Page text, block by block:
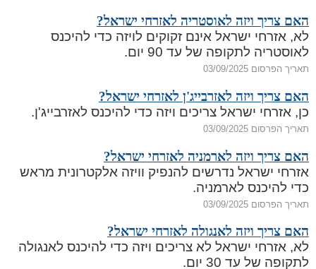
האם צריך ויזה לאוסטריה לאזרחי ישראל?
לא, אזרחי ישראל אינם זקוקים לויזה כדי להיכנס
לאוסטריה לתקופה של עד 90 יום.
תאריך הפרסום 03/09/2025
האם צריך ויזה לאזרבייג'ן לאזרחי ישראל?
כן, אזרחי ישראל צריכים ויזה כדי להיכנס לאזרבייג'ן.
תאריך הפרסום 03/09/2025
האם צריך ויזה לארמניה לאזרחי ישראל?
אזרחי ישראל נדרשים להנפיק וויזה אלקטרונית מראש
כדי להיכנס לארמניה.
תאריך הפרסום 03/09/2025
האם צריך ויזה לאנגולה לאזרחי ישראל?
לא, אזרחי ישראל לא צריכים ויזה כדי להיכנס לאנגולה
לתקופה של עד 30 יום.